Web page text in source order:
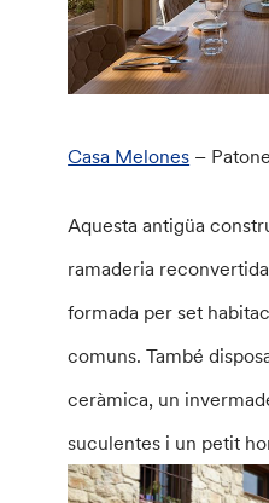
Casa Melones –
Aquesta antigüa
ramaderia
formada per set
comuns. També
ceràmica, un
suculentes i un petit